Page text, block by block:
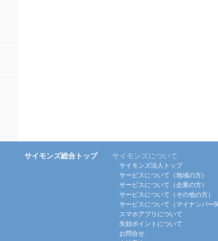
サイモンズ総合トップ サイモンズについて
サイモンズ法人トップ
サービスについて（地域の方）
サービスについて（企業の方）
サービスについて（その他の方）
サービスについて（マイナンバー
スマホアプリについて
失効ポイントについて
お問合せ